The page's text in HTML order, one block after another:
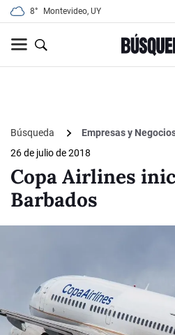
8° Montevideo, UY
Búsqueda
Empresas y
26 de julio de 2018
Copa Airlines
Barbados